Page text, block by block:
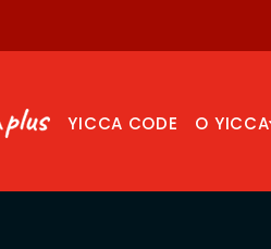
YICCA CODE O YICCA